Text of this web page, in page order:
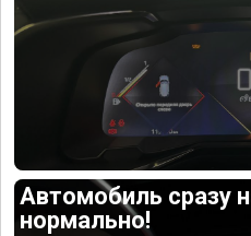
Автомобиль сразу
нормально!